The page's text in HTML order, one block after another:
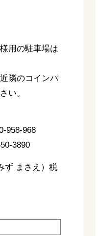
用の駐車場は
隣のコインパ
い。
958-968
3890
ず まさえ）税